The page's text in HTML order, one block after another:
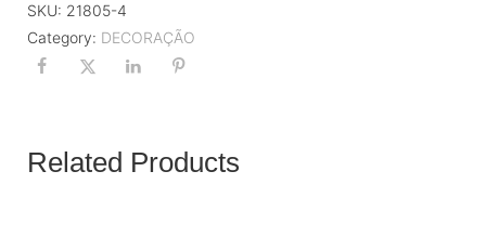
SKU: 21805-4
Category: DECORAÇÃO
Related Products